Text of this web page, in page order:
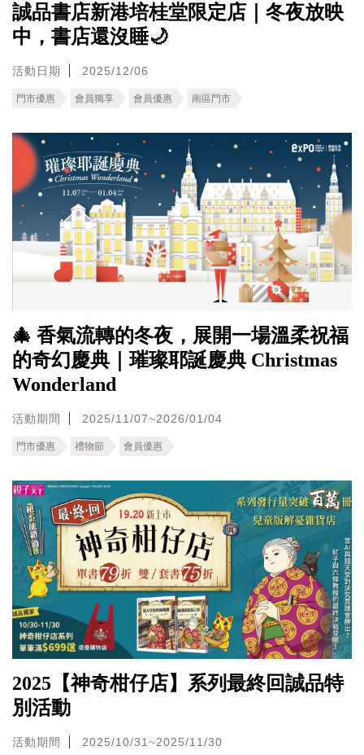
誠品書店新港培桂堂限定店｜冬夜放映
中，書店還沒睡🌙
活動日期 2025/12/06
門市優惠 會員獨享 會員優惠 南區門市
🎄 香氣流轉的冬夜，展開一場溫柔祝福
的奇幻慶典｜璀璨耶誕慶典 Christmas
Wonderland
活動期間 2025/11/07~2026/01/04
門市優惠 禮物節 會員優惠
2025【神奇柑仔店】系列最終回誠品特
別活動
活動期間 2025/10/31~2025/11/30